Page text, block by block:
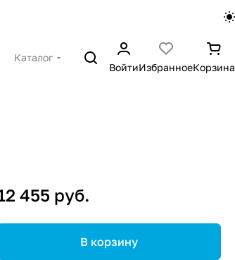
Каталог
ВойтиИзбранноеКорзина
455 руб.
В корзину